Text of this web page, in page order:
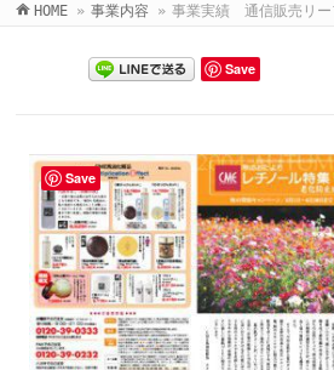
HOME » 事業内容 » 事業実績 通信販売リー
Save
Save